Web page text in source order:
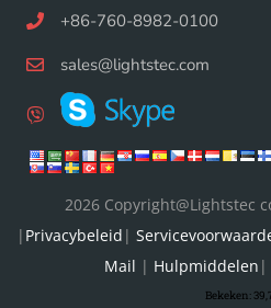
+86-760-8982-0100
sales@lightstec.com
2026 Copyright@Lightstec
| Privacybeleid |
Mail | Hulpmiddelen |
Bekeken: